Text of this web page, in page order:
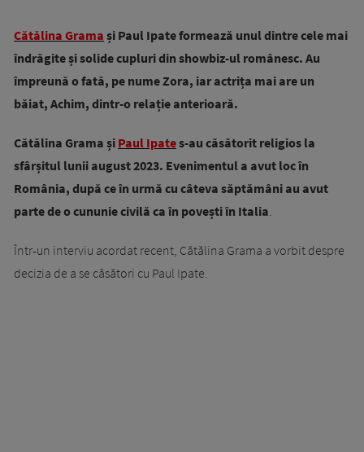
Cătălina Grama și Paul Ipate formează unul dintre cele mai
îndrăgite și solide cupluri din showbiz-ul românesc. Au
împreună o fată, pe nume Zora, iar actrița mai are un
băiat, Achim, dintr-o relație anterioară.
Cătălina Grama și Paul Ipates-au căsătorit religios la
sfârșitul lunii august 2023. Evenimentul a avut loc în
România, după ce în urmă cu câteva săptămâni au avut
parte de o cununie civilă ca în povești în Italia.
Într-un interviu acordat recent, Cătălina Grama a vorbit despre
decizia de a se căsători cu Paul Ipate.